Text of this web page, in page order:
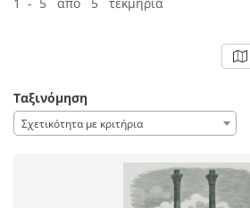
Ταξινόμηση
Σχετικότητα με κριτήρια